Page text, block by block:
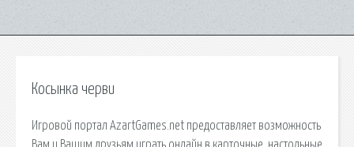
Косынка черви
Игровой портал AzartGames.net предоставляет возможность
Вам и Вашим друзьям играть онлайн в карточные, настольные